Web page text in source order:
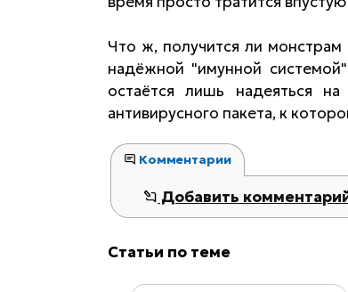
Что ж, получится ли монстрам
надёжной "имунной
остаётся лишь надеяться
антивирусного пакета, к
Комментарии
Добавить
Статьи по теме